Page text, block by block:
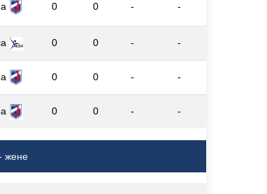
0 0 - -
0 0 - -
0 0 - -
0 0 - -
жене